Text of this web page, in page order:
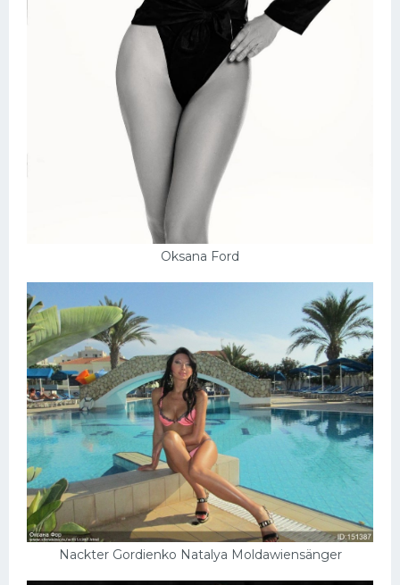
Oksana Ford
Nackter Gordienko Natalya Moldawiensänger